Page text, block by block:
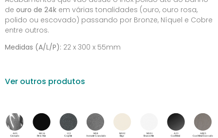
de ouro de 24k em várias tonalidades (ouro, ouro rosa,
polido ou escovado) passando por Bronze, Níquel e Cobre
entre outros.
Medidas (A/L/P): 22 x 300 x 55mm
Ver outros produtos